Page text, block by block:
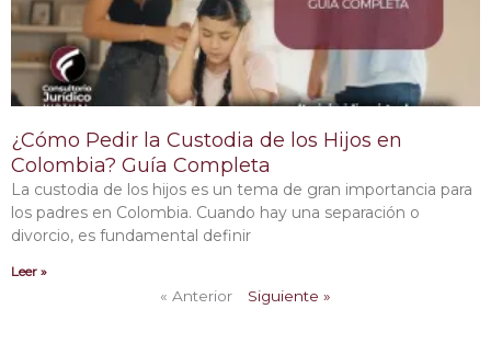
¿Cómo Pedir la Custodia de los Hijos en
Colombia? Guía Completa
La custodia de los hijos es un tema de gran importancia para
los padres en Colombia. Cuando hay una separación o
divorcio, es fundamental definir
Leer »
« Anterior Siguiente »